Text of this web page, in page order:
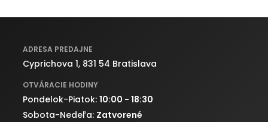
ADRESA PREDAJNE
Cyprichova 1, 831 54 Bratislava
OTVÁRACIE HODINY
Pondelok-Piatok: 10:00 - 18:30
Sobota-Nedeľa: Zatvorené